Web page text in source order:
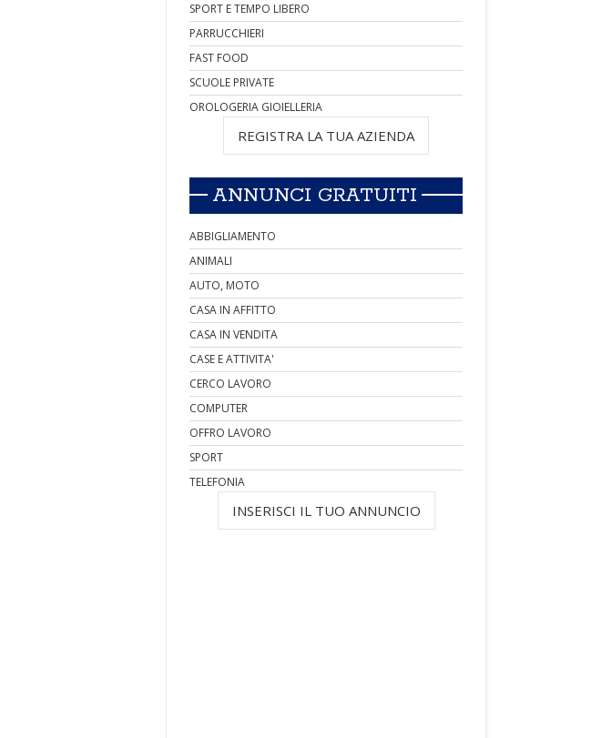
SPORT E TEMPO LIBERO
PARRUCCHIERI
FAST FOOD
SCUOLE PRIVATE
OROLOGERIA GIOIELLERIA
REGISTRA LA TUA AZIENDA
ANNUNCI GRATUITI
ABBIGLIAMENTO
ANIMALI
AUTO, MOTO
CASA IN AFFITTO
CASA IN VENDITA
CASE E ATTIVITA'
CERCO LAVORO
COMPUTER
OFFRO LAVORO
SPORT
TELEFONIA
INSERISCI IL TUO ANNUNCIO